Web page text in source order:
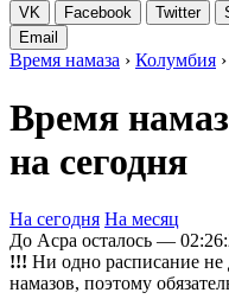
VK Facebook Twitter
Email
Время намаза › Колумбия
Время
на сегодня
На сегодня На месяц
До Асра осталось —
!!! Ни одно расписание не
намазов, поэтому